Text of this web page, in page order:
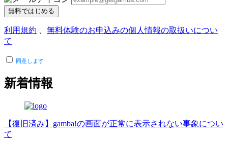
無料ではじめる
利用規約
無料体験のお申込みの個人情報の取扱いについ
て
同意します
新着情報
【復旧済み】gamba!の画面が正常に表示されない事象につい
て